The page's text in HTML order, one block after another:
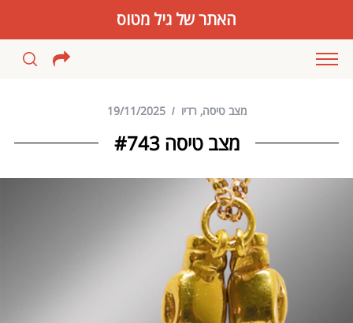
מצב טיסה, רדיו 19/11/2025
מצב טיסה #743
האתר של גיל מטוס